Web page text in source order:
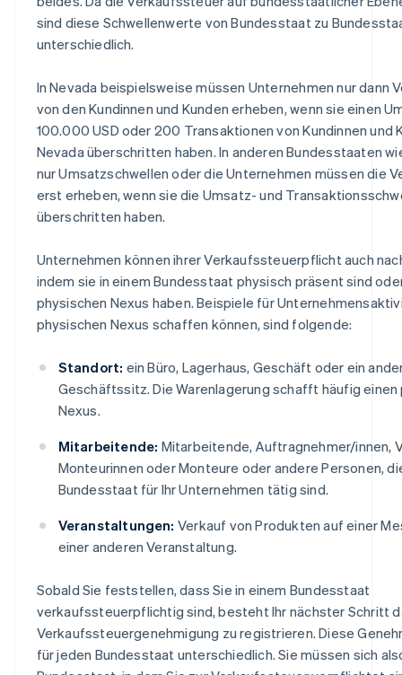
sind diese Schwellenwerte von Bundesstaat zu
unterschiedlich.
In Nevada beispielsweise müssen Unternehmen nur dann
von den Kundinnen und Kunden erheben, wenn sie einen
100.000 USD oder 200 Transaktionen von Kundinnen und
Nevada überschritten haben. In anderen Bundesstaaten
nur Umsatzschwellen oder die Unternehmen müssen die
erst erheben, wenn sie die Umsatz- und
überschritten haben.
Unternehmen können ihrer Verkaufssteuerpflicht auch
indem sie in einem Bundesstaat physisch präsent sind
physischen Nexus haben. Beispiele für
physischen Nexus schaffen können, sind folgende:
Standort: ein Büro, Lagerhaus, Geschäft oder ein
Geschäftssitz. Die Warenlagerung schafft häufig einen
Nexus.
Mitarbeitende: Mitarbeitende, Auftragnehmer/innen,
Monteurinnen oder Monteure oder andere Personen,
Bundesstaat für Ihr Unternehmen tätig sind.
Veranstaltungen: Verkauf von Produkten auf einer
einer anderen Veranstaltung.
Sobald Sie feststellen, dass Sie in einem Bundesstaat
verkaufssteuerpflichtig sind, besteht Ihr nächster Schritt
Verkaufssteuergenehmigung zu registrieren. Diese
für jeden Bundesstaat unterschiedlich. Sie müssen sich